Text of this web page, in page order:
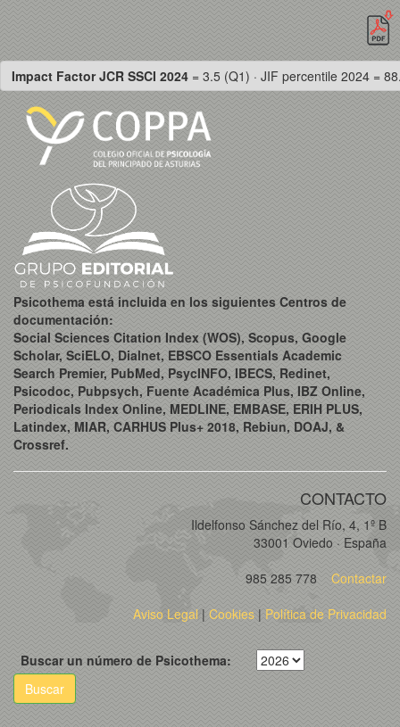
Impact Factor JCR SSCI 2024 = 3.5 (Q1) · JIF percentile 2024 =
Psicothema está incluida en los siguientes Centros de
documentación:
Social Sciences Citation Index (WOS), Scopus, Google
Scholar, SciELO, Dialnet, EBSCO Essentials Academic
Search Premier, PubMed, PsycINFO, IBECS, Redinet,
Psicodoc, Pubpsych, Fuente Académica Plus, IBZ Online,
Periodicals Index Online, MEDLINE, EMBASE, ERIH PLUS,
Latindex, MIAR, CARHUS Plus+ 2018, Rebiun, DOAJ, &
Crossref.
CONTACTO
Ildelfonso Sánchez del Río, 4, 1º B
33001 Oviedo · España
985 285 778
Contactar
Aviso Legal| Cookies | Política de Privacidad
Buscar un número de Psicothema:
Buscar